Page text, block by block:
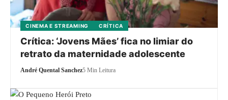
CINEMA E STREAMING CRÍTICA
Crítica: ‘Jovens Mães’ fica no limiar do
retrato da maternidade adolescente
André Quental Sanchez5 Min Leitura